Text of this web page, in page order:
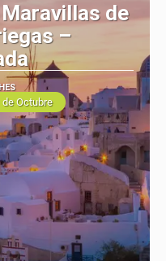
Maravillas de
–
Octubre